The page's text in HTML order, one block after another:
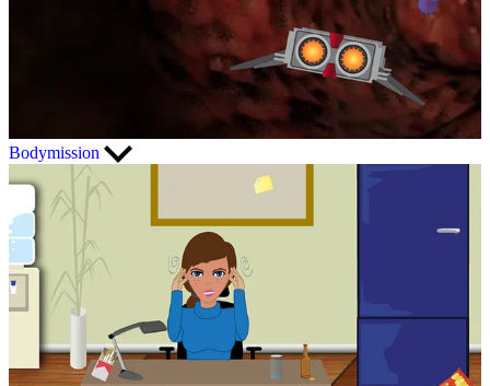
Bodymission